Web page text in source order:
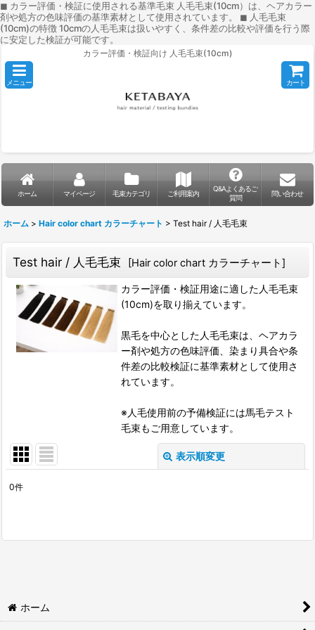
◼︎ カラー評価・検証に使用される基準毛束 人毛毛束(10cm）は、ヘアカラー
剤や処方の色味評価の基準素材として使用されています。 ◼︎ 人毛毛束
(10cm)の特徴 10cmの人毛毛束は扱いやすく、条件差の比較や評価を行う際
に安定した検証が可能です。
カラー評価・検証向け 人毛毛束(10cm)
メニュー カート
ホーム マイページ 毛束カテゴリ ご利用案内
Q&Aよくあるご
質問
問い合わせ
ホーム > Hair color chart カラーチャート > Test hair / 人毛毛束
Test hair / 人毛毛束 [Hair color chart カラーチャート]
カラー評価・検証用途に適した人毛毛束
(10cm)を取り揃えています。
黒毛を中心とした人毛毛束は、ヘアカラ
ー剤や処方の色味評価、染まり具合や条
件差の比較検証に基準素材として使用さ
れています。
※人毛使用前の予備検証には馬毛テスト
毛束もご用意しています。
表示順変更
0件
ホーム